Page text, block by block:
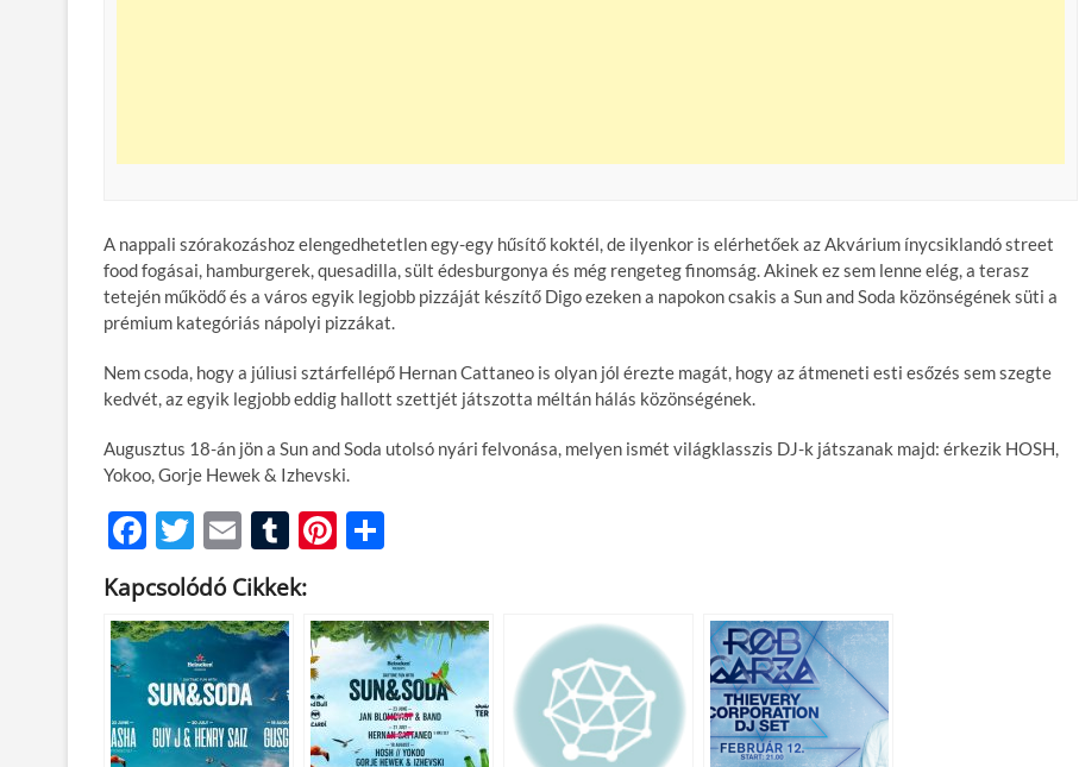
A nappali szórakozáshoz elengedhetetlen egy-egy hűsítő koktél, de ilyenkor is elérhetőek az Akvárium ínycsiklandó street
food fogásai, hamburgerek, quesadilla, sült édesburgonya és még rengeteg finomság. Akinek ez sem lenne elég, a terasz
tetején működő és a város egyik legjobb pizzáját készítő Digo ezeken a napokon csakis a Sun and Soda közönségének süti a
prémium kategóriás nápolyi pizzákat.
Nem csoda, hogy a júliusi sztárfellépő Hernan Cattaneo is olyan jól érezte magát, hogy az átmeneti esti esőzés sem szegte
kedvét, az egyik legjobb eddig hallott szettjét játszotta méltán hálás közönségének.
Augusztus 18-án jön a Sun and Soda utolsó nyári felvonása, melyen ismét világklasszis DJ-k játszanak majd: érkezik HOSH,
Yokoo, Gorje Hewek & Izhevski.
F
ac
e
b
o
o
T
w
itt
er
E
m
ail
T
u
m
bl
Pi
es
t
m
e
g
Kapcsolódó Cikkek: